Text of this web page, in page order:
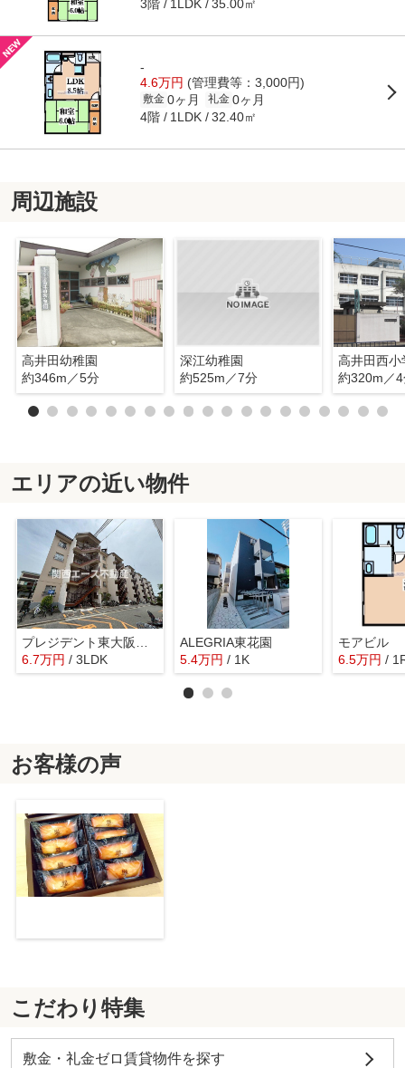
3階 1LDK 35.00㎡
-
4.6万円 (管理費等：3,000円)
敷金 0ヶ月 礼金 0ヶ月
4階 1LDK 32.40㎡
周辺施設
高井田幼稚園
約346m／5分
深江幼稚園
約525m／7分
高井田西小
約320m／
エリアの近い物件
6.7万円 / 3LDK
ALEGRIA東花園
5.4万円 / 1K
モアビル
6.5万円 /
お客様の声
こだわり特集
敷金・礼金ゼロ賃貸物件を探す